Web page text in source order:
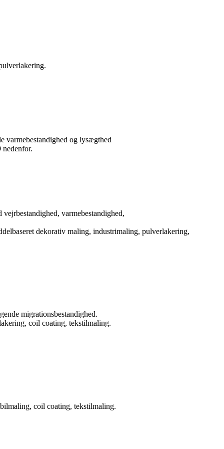
varmebestandighed og lysægthed
varmebestandighed,
dekorativ maling, industrimaling, pulverlakering,
migrationsbestandighed.
coil coating, tekstilmaling.
coil coating, tekstilmaling.